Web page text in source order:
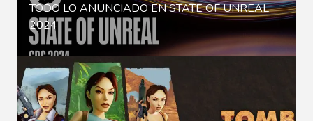
TODO LO ANUNCIADO EN STATE OF UNREAL
2024